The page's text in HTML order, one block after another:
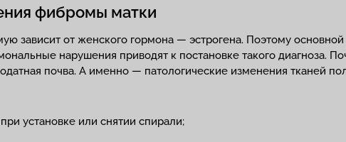
фибромы матки
зависит от женского гормона — эстрогена. Поэтому
нарушения приводят к постановке такого диагноза.
почва. А именно — патологические изменения тканей
установке или снятии спирали;